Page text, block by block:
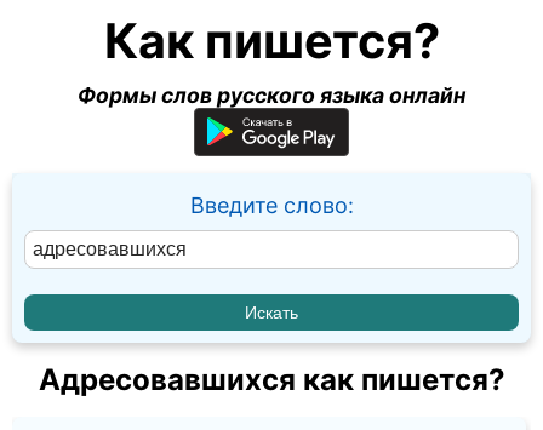
Как пишется?
Формы слов русского языка онлайн
Введите слово:
Адресовавшихся как пишется?